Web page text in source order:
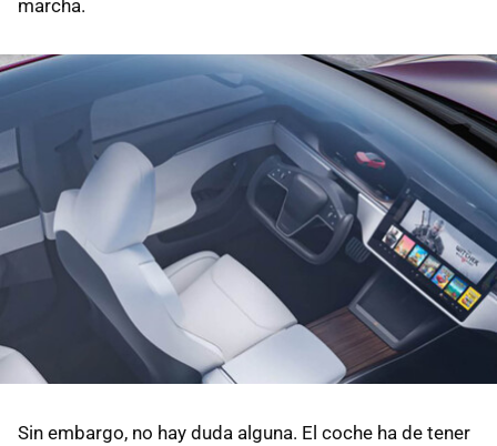
marcha.
Sin embargo, no hay duda alguna. El coche ha de tener